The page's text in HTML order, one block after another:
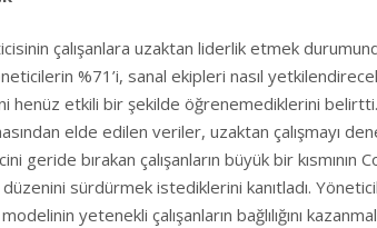
çalışanlara uzaktan liderlik etmek durumunda
%71’i, sanal ekipleri nasıl
henüz etkili bir şekilde öğrenemediklerini
elde edilen veriler, uzaktan çalışmayı
geride bırakan çalışanların büyük bir kısmının
sürdürmek istediklerini kanıtladı.
yetenekli çalışanların bağlılığını